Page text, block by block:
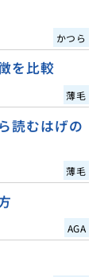
かつら
を比較
薄毛
読むはげの
薄毛
AGA